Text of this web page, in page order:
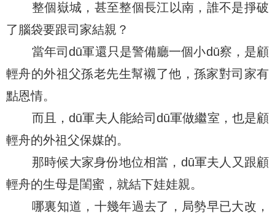
整個嶽城，甚至整個長江以南，誰不是掙破
了腦袋要跟司家結親？
當年司dū軍還只是警備廳一個小dū察，是顧
輕舟的外祖父孫老先生幫襯了他，孫家對司家有
點恩情。
而且，dū軍夫人能給司dū軍做繼室，也是顧
輕舟的外祖父保媒的。
那時候大家身份地位相當，dū軍夫人又跟顧
輕舟的生母是閨蜜，就結下娃娃親。
哪裏知道，十幾年過去了，局勢早已大改，